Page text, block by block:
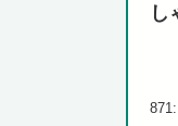
し
871: